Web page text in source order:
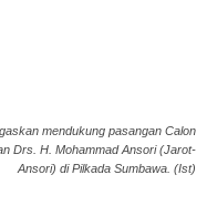
mendukung pasangan Calon
Drs. H. Mohammad Ansori (Jarot-
Ansori) di Pilkada Sumbawa. (Ist)